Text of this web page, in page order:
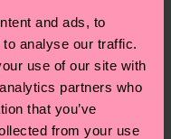
and ads, to
analyse our traffic.
use of our site with
partners who
that you’ve
from your use
Visita
para ver las
frecuentes.
parecidos